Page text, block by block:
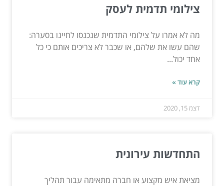
צילומי תדמית לעסק
מה לא אמרו על צילומי התדמית שנכנסו לחיינו בסערה:
שהם עשו את שלהם, או שכבר לא צריכים אותם כי כל
אחד יכול...
קרא עוד »
דצמ 15, 2020
התחדשות עירונית
מציאת איש מקצוע או חברה מתאימה עבור תהליך